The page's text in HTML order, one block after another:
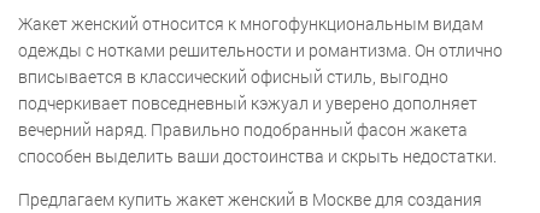
Жакет женский относится к многофункциональным видам
одежды с нотками решительности и романтизма. Он отлично
вписывается в классический офисный стиль, выгодно
подчеркивает повседневный кэжуал и уверено дополняет
вечерний наряд. Правильно подобранный фасон жакета
способен выделить ваши достоинства и скрыть недостатки.
Предлагаем купить жакет женский в Москве для создания